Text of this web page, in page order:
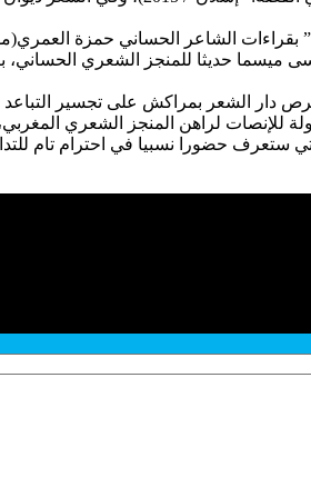
بقراءات الشاعر الحساني حمزة
ميسما حديثا للمنجز الشعري الحساني،
الشعر بمراكش على تجسير التباعد
محاولة للإنصات لراهن المنجز الشعري